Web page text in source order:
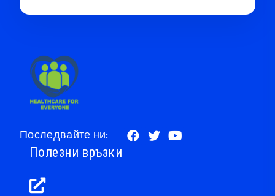
Последвайте ни:
Полезни връзки